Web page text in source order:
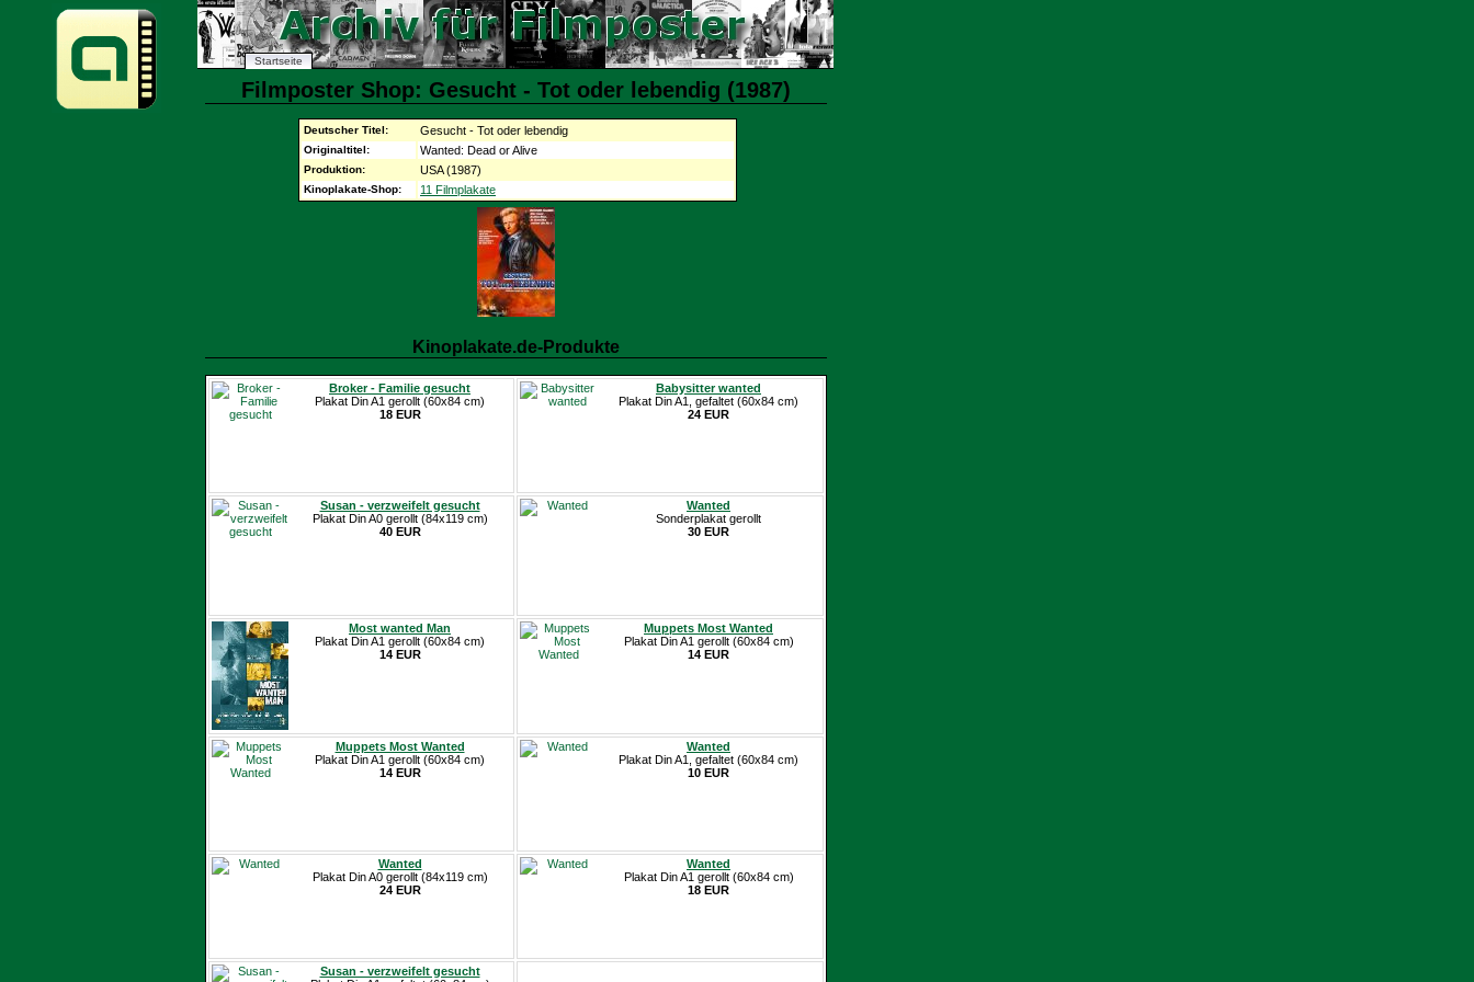
Startseite
Filmposter Shop: Gesucht - Tot oder lebendig (1987)
Deutscher Titel: Gesucht - Tot oder lebendig
Originaltitel: Wanted: Dead or Alive
Produktion: USA (1987)
Kinoplakate-Shop: 11 Filmplakate
Kinoplakate.de-Produkte
Broker - Familie gesucht
Plakat Din A1 gerollt (60x84 cm)
18 EUR
Babysitter wanted
Plakat Din A1, gefaltet (60x84 cm)
24 EUR
Susan - verzweifelt gesucht
Plakat Din A0 gerollt (84x119 cm)
40 EUR
Wanted
Sonderplakat gerollt
30 EUR
Most wanted Man
Plakat Din A1 gerollt (60x84 cm)
14 EUR
Muppets Most Wanted
Plakat Din A1 gerollt (60x84 cm)
14 EUR
Muppets Most Wanted
Plakat Din A1 gerollt (60x84 cm)
14 EUR
Wanted
Plakat Din A1, gefaltet (60x84 cm)
10 EUR
Wanted
Plakat Din A0 gerollt (84x119 cm)
24 EUR
Wanted
Plakat Din A1 gerollt (60x84 cm)
18 EUR
Susan - verzweifelt gesucht